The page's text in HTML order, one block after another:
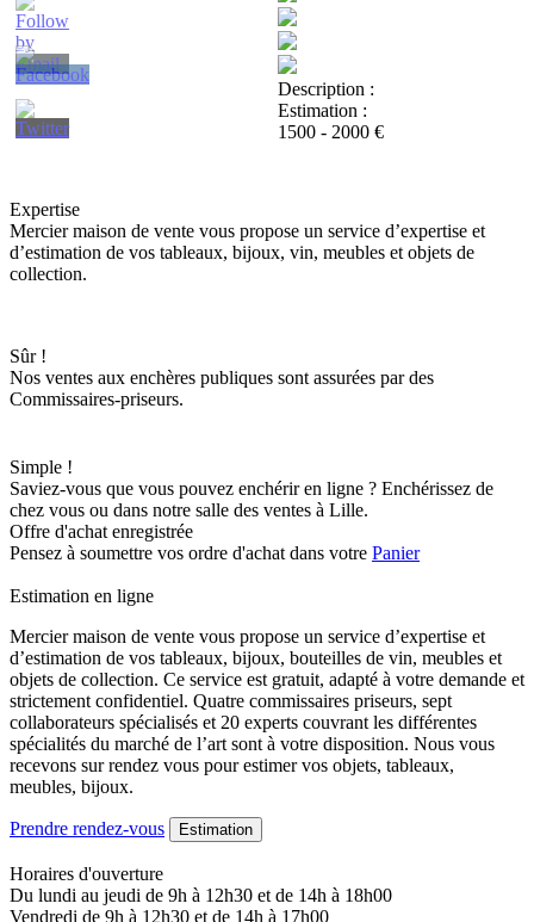
Description :
Estimation :
1500 - 2000 €
Expertise
Mercier maison de vente vous propose un service d’expertise et
d’estimation de vos tableaux, bijoux, vin, meubles et objets de
collection.
Sûr !
Nos ventes aux enchères publiques sont assurées par des
Commissaires-priseurs.
Simple !
Saviez-vous que vous pouvez enchérir en ligne ? Enchérissez de
chez vous ou dans notre salle des ventes à Lille.
Offre d'achat enregistrée
Pensez à soumettre vos ordre d'achat dans votre Panier
Estimation en ligne
Mercier maison de vente vous propose un service d’expertise et
d’estimation de vos tableaux, bijoux, bouteilles de vin, meubles et
objets de collection. Ce service est gratuit, adapté à votre demande et
strictement confidentiel. Quatre commissaires priseurs, sept
collaborateurs spécialisés et 20 experts couvrant les différentes
spécialités du marché de l’art sont à votre disposition. Nous vous
recevons sur rendez vous pour estimer vos objets, tableaux,
meubles, bijoux.
Prendre rendez-vous Estimation
Horaires d'ouverture
Du lundi au jeudi de 9h à 12h30 et de 14h à 18h00
Vendredi de 9h à 12h30 et de 14h à 17h00